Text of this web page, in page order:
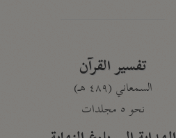
تفسير القرآن
السمعاني (٤٨٩ هـ)
نحو ٥ مجلدات